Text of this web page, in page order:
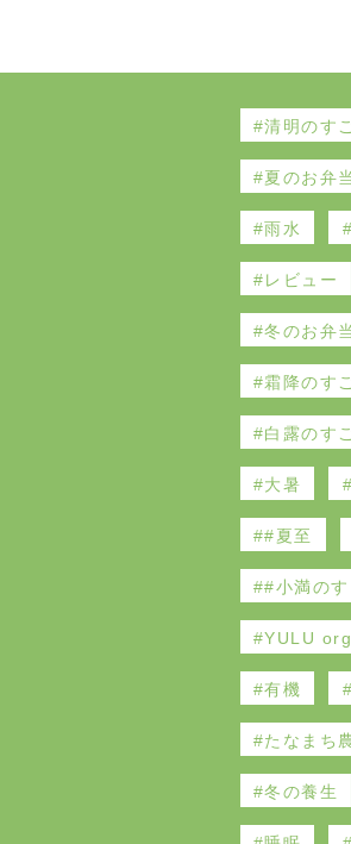
清明のす
夏のお弁当
雨水
レビュー
冬のお弁当
霜降のす
白露のす
大暑
#夏至
#小満の
YULU
有機
たなまち
冬の養生